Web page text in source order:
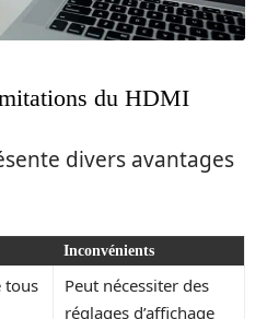
du HDMI
divers avantages
Inconvénients
tous
Peut nécessiter des
réglages d’affichage